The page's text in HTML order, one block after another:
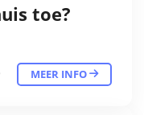
toe?
MEER INFO